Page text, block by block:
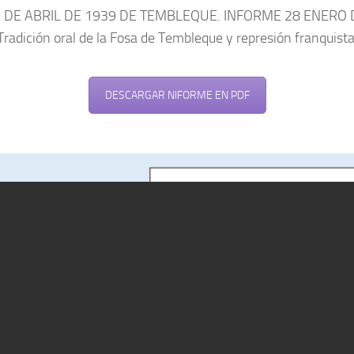
DE ABRIL DE 1939 DE TEMBLEQUE. INFORME 28 ENERO
oral de la Fosa de Tembleque y represión
DESCARGAR NIFORME EN PDF